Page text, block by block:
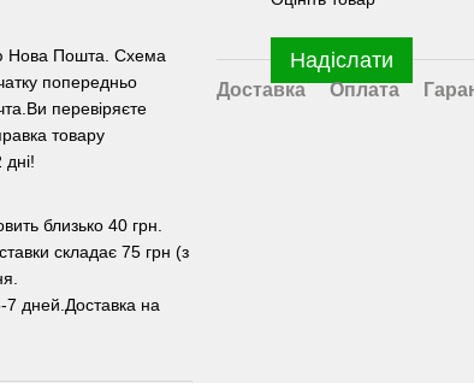
Нова Пошта. Схема
попередньо
перевіряєте
товару
близько 40 грн.
складає 75 грн (з
7 дней.Доставка на
Надіслати
Доставка Оплата